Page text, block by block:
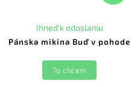
Pánska mikina Buď v pohode
Ihneď k odoslaniu
To chcem